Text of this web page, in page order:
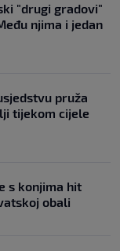
"drugi gradovi"
njima i jedan
pruža
tijekom cijele
s konjima hit
obali